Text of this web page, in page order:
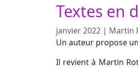
Textes en
janvier 2022 | Martin
Un auteur propose
Il revient à Martin